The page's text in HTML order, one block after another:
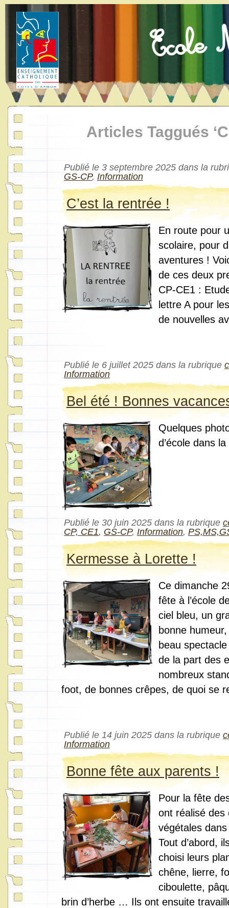
Articles Taggués
Publié le 3 septembre 2025 dans la
GS-CP, Information
C’est la rentrée !
En route pour
scolaire, pour
aventures !
de ces deux
CP-CE1 :
lettre A pour
de nouvelles
Publié le 6 juillet 2025 dans la rubrique
Information
Bel été ! Bonnes
Quelques
d’école dans
Publié le 30 juin 2025 dans la rubrique
CP, CE1, GS-CP, Information,
Kermesse à Lorette !
Ce dimanche
fête à l’école
ciel bleu, un
bonne
beau
de la part des
nombreux
foot, de bonnes crêpes, de quoi se
Publié le 14 juin 2025 dans la rubrique
Information
Bonne fête aux parents !
Pour la fête
ont réalisé des
végétales dans
Tout d’abord,
choisi leurs
chêne, lierre,
ciboulette,
brin d’herbe … Ils ont ensuite